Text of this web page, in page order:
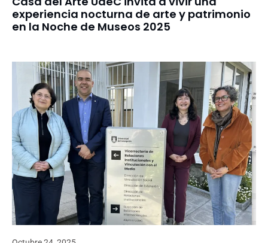
experiencia nocturna de arte y patrimonio
en la Noche de Museos 2025